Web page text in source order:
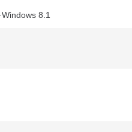
Windows 8.1